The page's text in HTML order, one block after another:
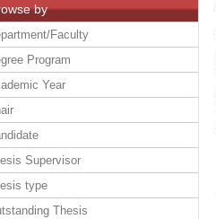
by
Faculty
Program
Year
Supervisor
type
Thesis